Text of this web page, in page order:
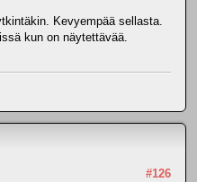
Kevyempää sellasta.
kun on näytettävää.
#126